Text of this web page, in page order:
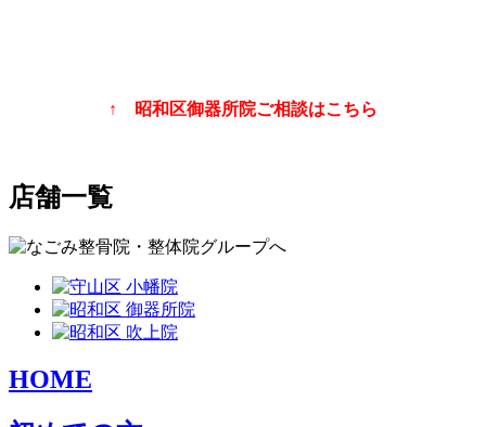
↑ 昭和区御器所院ご相談はこちら
店舗一覧
HOME